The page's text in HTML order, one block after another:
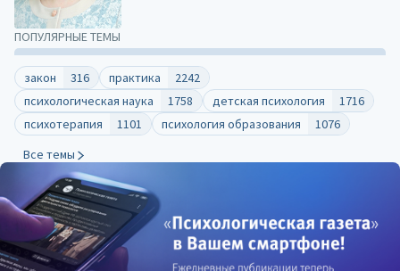
ПОПУЛЯРНЫЕ ТЕМЫ
закон 316 практика
2242
психологическая наука
1758 детская психология
1716
психотерапия
1101 психология образования
1076
Все темы